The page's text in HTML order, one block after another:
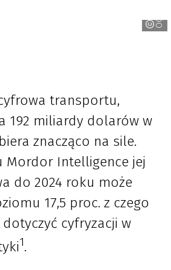
transportu,
192 miliardy dolarów w
znacząco na sile.
Mordor Intelligence jej
do 2024 roku może
17,5 proc. z czego
cyfryzacji w
1.